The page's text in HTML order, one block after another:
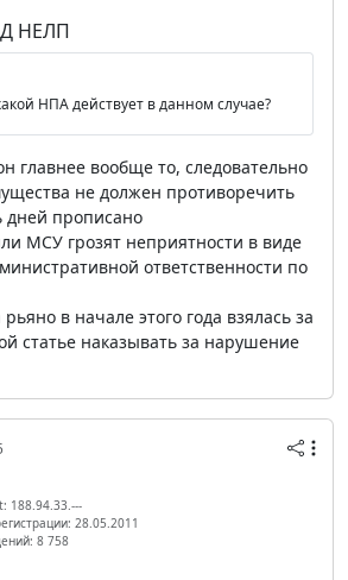
НЕЛП
НПА действует в данном случае?
главнее вообще то, следовательно
не должен противоречить
дней прописано
МСУ грозят неприятности в виде
ответственности по
в начале этого года взялась за
статье наказывать за нарушение
188.94.33.---
28.05.2011
8 758